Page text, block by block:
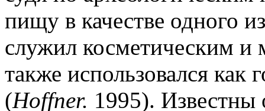
пищу в качестве одного
служил косметическим и
также использовался как
(Hoffner. 1995). Известны